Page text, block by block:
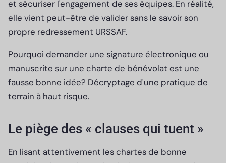
et sécuriser l'engagement de ses équipes. En réalité,
elle vient peut-être de valider sans le savoir son
propre redressement URSSAF.
Pourquoi demander une signature électronique ou
manuscrite sur une charte de bénévolat est une
fausse bonne idée? Décryptage d'une pratique de
terrain à haut risque.
Le piège des « clauses qui tuent »
En lisant attentivement les chartes de bonne